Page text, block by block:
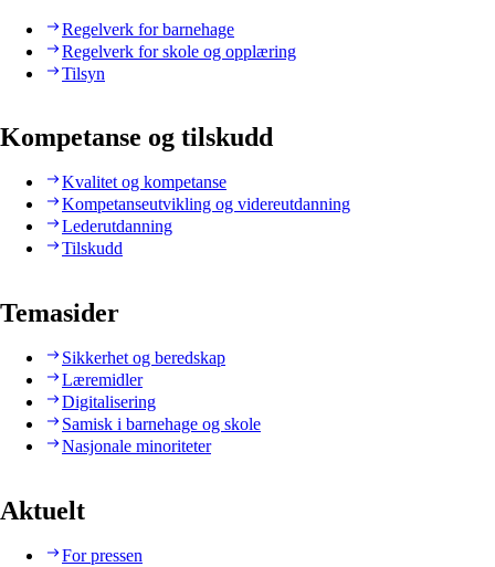
Regelverk for barnehage
Regelverk for skole og opplæring
Tilsyn
Kompetanse og tilskudd
Kvalitet og kompetanse
Kompetanseutvikling og videreutdanning
Lederutdanning
Tilskudd
Temasider
Sikkerhet og beredskap
Læremidler
Digitalisering
Samisk i barnehage og skole
Nasjonale minoriteter
Aktuelt
For pressen